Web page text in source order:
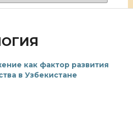
как фактор развития
в Узбекистане